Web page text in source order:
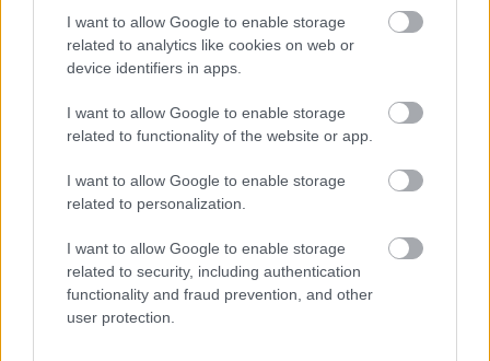
I want to allow Google to enable storage
related to analytics like cookies on web or
device identifiers in apps.
I want to allow Google to enable storage
related to functionality of the website or app.
I want to allow Google to enable storage
related to personalization.
I want to allow Google to enable storage
related to security, including authentication
functionality and fraud prevention, and other
user protection.